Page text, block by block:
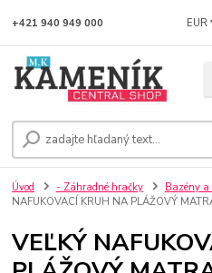
EUR
+421 940 949 000
Úvod - Záhradné hračky Bazény a
NAFUKOVACÍ KRUH NA PLÁŽOVÝ
VEĽKÝ